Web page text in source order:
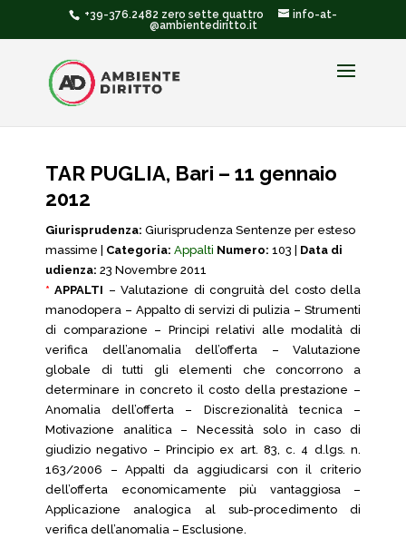
+39-376.2482 zero sette quattro
info-at-
@ambientediritto.it
TAR PUGLIA, Bari – 11 gennaio
2012
Giurisprudenza: Giurisprudenza Sentenze per esteso
massime | Categoria: Appalti Numero: 103 | Data di
udienza: 23 Novembre 2011
* APPALTI – Valutazione di congruità del costo della
manodopera – Appalto di servizi di pulizia – Strumenti
di comparazione – Principi relativi alle modalità di
verifica dell’anomalia dell’offerta – Valutazione
globale di tutti gli elementi che concorrono a
determinare in concreto il costo della prestazione –
Anomalia dell’offerta – Discrezionalità tecnica –
Motivazione analitica – Necessità solo in caso di
giudizio negativo – Principio ex art. 83, c. 4 d.lgs. n.
163/2006 – Appalti da aggiudicarsi con il criterio
dell’offerta economicamente più vantaggiosa –
Applicazione analogica al sub-procedimento di
verifica dell’anomalia – Esclusione.